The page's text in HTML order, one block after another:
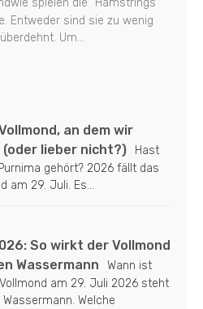
Entweder sind sie zu wenig
Um...
an dem wir
(oder lieber nicht?)
Hast
gehört? 2026 fällt das
am 29. Juli. Es...
So wirkt der Vollmond
Wassermann
Wann ist
am 29. Juli 2026 steht
Welche